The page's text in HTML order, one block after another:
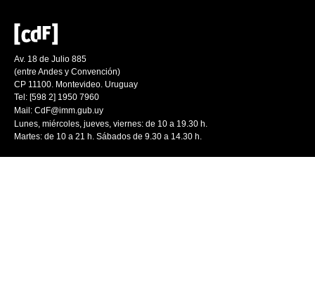
Av. 18 de Julio 885
(entre Andes y Convención)
CP 11100. Montevideo. Uruguay
Tel: [598 2] 1950 7960
Mail: CdF@imm.gub.uy
Lunes, miércoles, jueves, viernes: de 10 a 19.30 h.
Martes: de 10 a 21 h. Sábados de 9.30 a 14.30 h.